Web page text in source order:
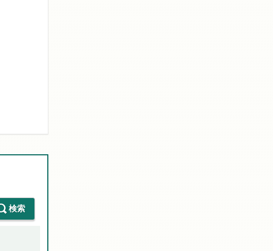
検索